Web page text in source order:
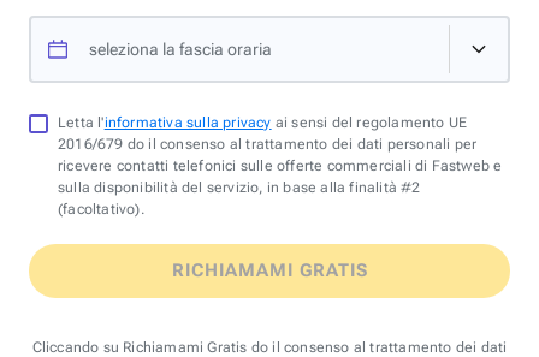
seleziona la fascia oraria
Letta l'informativa sulla privacy ai sensi del regolamento UE
2016/679 do il consenso al trattamento dei dati personali per
ricevere contatti telefonici sulle offerte commerciali di Fastweb e
sulla disponibilità del servizio, in base alla finalità #2
(facoltativo).
RICHIAMAMI GRATIS
Cliccando su Richiamami Gratis do il consenso al trattamento dei dati